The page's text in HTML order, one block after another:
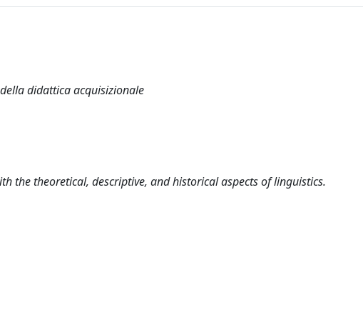
didattica acquisizionale
the theoretical, descriptive, and historical aspects of linguistics.